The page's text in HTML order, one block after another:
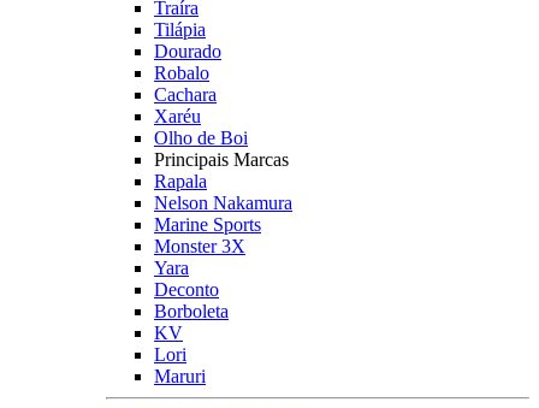
Traíra
Tilápia
Dourado
Robalo
Cachara
Xaréu
Olho de Boi
Principais Marcas
Rapala
Nelson Nakamura
Marine Sports
Monster 3X
Yara
Deconto
Borboleta
KV
Lori
Maruri